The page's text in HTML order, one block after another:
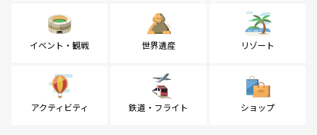
イベント・観戦 世界遺産 リゾート
アクティビティ 鉄道・フライト ショップ